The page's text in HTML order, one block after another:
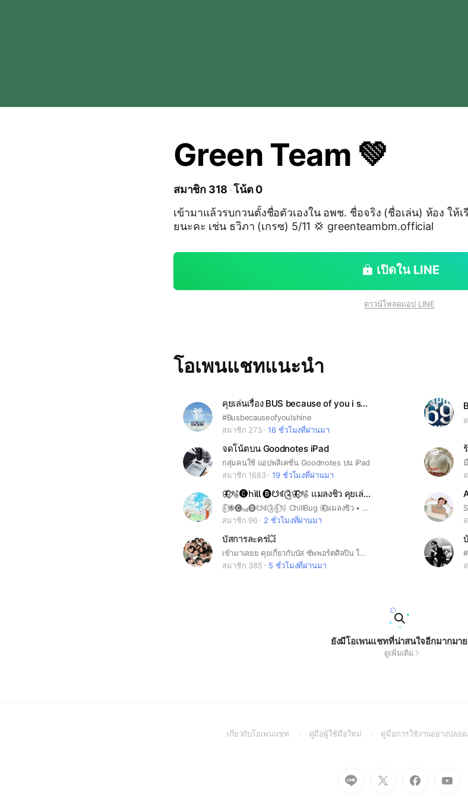
Green Team 💚
สมาชิก 318 โน้ต 0
เข้ามาแล้วรบกวนตั้งชื่อตัวเองใน อพช. ชื่อจริง (ชื่อเล่น) ห้อง ให้เ
ยนะคะ เช่น ธวิภา (เกรซ) 5/11 💢 greenteambm.official
เปิดใน LINE
ดาวน์โหลดแอป LINE
โอเพนแชทแนะนำ
คุยเล่นเรื่อง BUS because of you i shine 🚌
#Busbecauseofyoulshine
สมาชิก 273
16 ชั่วโมงที่ผ่านมา
จดโน้ตบน Goodnotes iPad
กลุ่มคนใช้ แอปพลิเคชั่น Goodnotes บน iPad
สมาชิก 1683
19 ชั่วโมงที่ผ่านมา
🦋⃟🫧🅒հìƖƖ 🅑☋ꁍ༊🦋⃟🫧 แมลงชิว คุยเล่น คลายเครียด คลิปขำ คำคม
𝄟⃝🐝🅒ₕᵢₗₗ🅑☋ꁍ༊𝄟⃝🫧 ChillBug 🦋⃟แมลงชิว • พื้นที่คุยสบายใจ คุยเล่น • เฮฮา • คลายเหงา • คลายเครียด คุยได้ทุกเรื่องสัพเพเหระ • นานาสาระ ฟังเพลง • MV • Movies • Series คลิปขำ • คำคม • รูปสวยๆ • ตลก ผ่อนคลาย • ระบาย • ปรึกษาปัญหาชีวิต ซึมเศร้า • แพนิค • OCD • บำบัดจิตใจ แบ่งปันสาระความรู้ • ฟังธรรม • โพสท์ธรรม แบ่งปันวิธีการน้อมนำเอาธรรมะ ของสมเด็จพระสัมมาสัมพุทธเจ้า มาใช้ในชีวิตประจำวัน เพื่อการคลายทุกข์ที่ถูกทาง แล้วลุกขึ้นสู้ใหม่ ให้ชีวิตมุ่งไปในทิศทางที่ดีขึ้น เพื่อพ้นจากความทุกข์ที่หม่นหมองใจกันครับ 🍁⋛⋋ℓʉͼɩʄɛɾ⋌⋚🍂
สมาชิก 96
2 ชั่วโมงที่ผ่านมา
บัสการละคร💥
เข้ามาเลยย คุยเกี่ยวกับบัส ซัพพอร์ตศิลปิน ใครทะเลาะ.บินน ใครดูถูกศิลปิน.บินน ใครไม่เคารพกฎ.บินน
สมาชิก 385
5 ชั่วโมงที่ผ่านมา
ยังมีโอเพนแชทที่น่าสนใจอีกมากมาย
ดูเพิ่มเติม
เกี่ยวกับโอเพนแชท
(Openคู่มือผู้ใช้มือใหม่
(Open
window)
คู่มือการใช้งานอย่างปลอ
Go
to
Go
to
Go
to
to